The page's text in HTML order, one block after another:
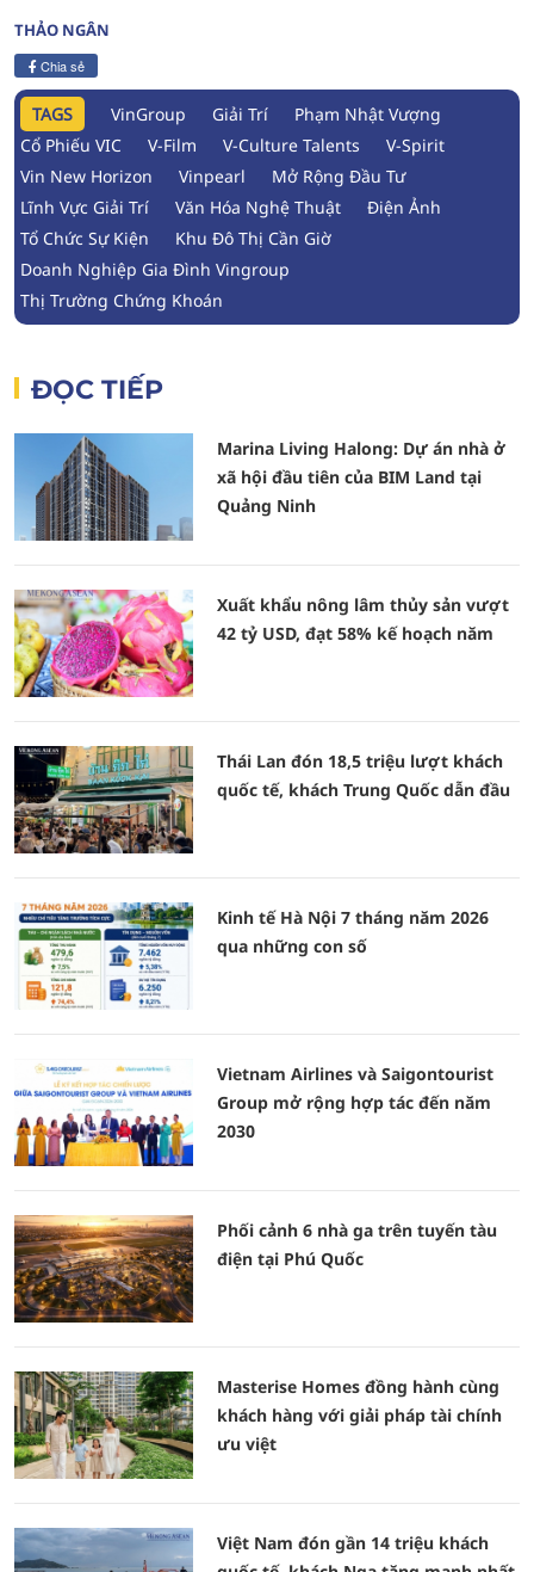
THẢO NGÂN
Chia sẻ
TAGS VinGroup Giải Trí
Phạm Nhật Vượng
Cổ Phiếu VIC
V-Film V-Culture Talents
V-Spirit
Vin New Horizon
Vinpearl
Mở Rộng Đầu Tư
Lĩnh Vực Giải Trí
Văn Hóa Nghệ Thuật
Điện Ảnh
Tổ Chức Sự Kiện
Khu Đô Thị Cần Giờ
Doanh Nghiệp Gia Đình Vingroup
Thị Trường Chứng Khoán
ĐỌC TIẾP
Marina Living Halong: Dự án nhà ở
xã hội đầu tiên của BIM Land tại
Quảng Ninh
Xuất khẩu nông lâm thủy sản vượt
42 tỷ USD, đạt 58% kế hoạch năm
Thái Lan đón 18,5 triệu lượt khách
quốc tế, khách Trung Quốc dẫn đầu
Kinh tế Hà Nội 7 tháng năm 2026
qua những con số
Vietnam Airlines và Saigontourist
Group mở rộng hợp tác đến năm
2030
Phối cảnh 6 nhà ga trên tuyến tàu
điện tại Phú Quốc
Masterise Homes đồng hành cùng
khách hàng với giải pháp tài chính
ưu việt
Việt Nam đón gần 14 triệu khách